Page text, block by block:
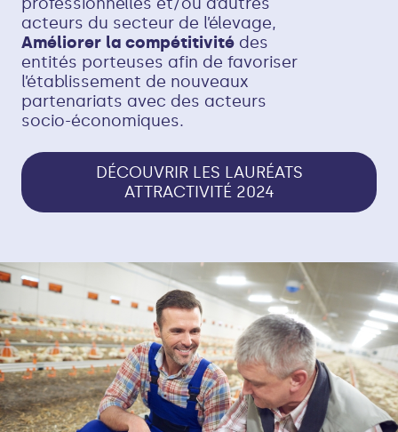
acteurs du secteur de l’élevage,
Améliorer la compétitivité des
entités porteuses afin de favoriser
l’établissement de nouveaux
partenariats avec des acteurs
socio-économiques.
DÉCOUVRIR LES LAURÉATS
ATTRACTIVITÉ 2024